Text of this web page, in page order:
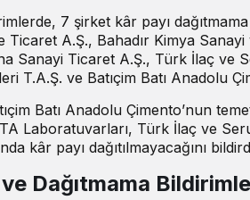
7 şirket kâr payı
A.Ş., Bahadır Kimya
Sanayi Ticaret A.Ş., Türk İlaç ve
T.A.Ş. ve Batıçim Batı Anadolu
Batı Anadolu Çimento’nun
Laboratuvarları, Türk İlaç ve
kâr payı dağıtılmayacağını
Dağıtmama